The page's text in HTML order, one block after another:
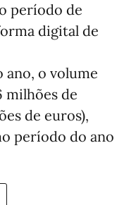
período de
digital de
ano, o volume
milhões de
de euros),
período do ano